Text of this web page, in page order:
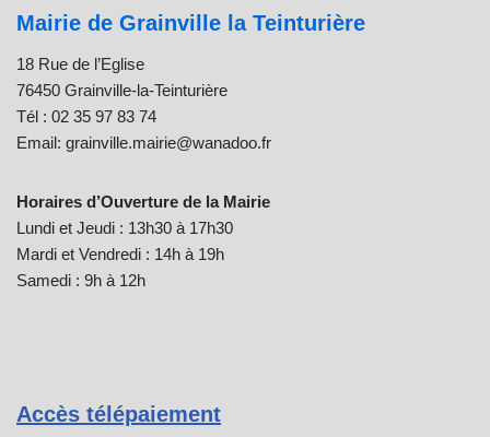
Mairie de Grainville la Teinturière
18 Rue de l’Eglise
76450 Grainville-la-Teinturière
Tél : 02 35 97 83 74
Email: grainville.mairie@wanadoo.fr
Horaires d’Ouverture de la Mairie
Lundi et Jeudi : 13h30 à 17h30
Mardi et Vendredi : 14h à 19h
Samedi : 9h à 12h
Accès télépaiement